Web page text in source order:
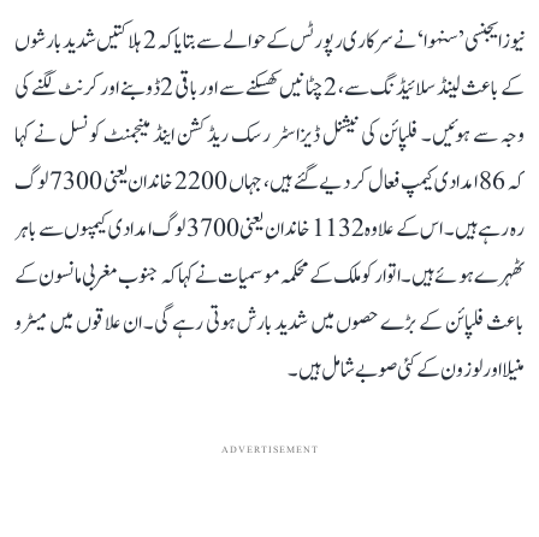
نیوز ایجنسی ’سنہوا‘ نے سرکاری رپورٹس کے حوالے سے بتایا کہ 2 ہلاکتیں شدید بارشوں
کے باعث لینڈ سلائیڈنگ سے، 2 چٹانیں کھسکنے سے اور باقی 2 ڈوبنے اور کرنٹ لگنے کی
وجہ سے ہوئیں۔ فلپائن کی نیشنل ڈیزاسٹر رسک ریڈکشن اینڈ مینجمنٹ کونسل نے کہا
کہ 86 امدادی کیمپ فعال کر دیے گئے ہیں، جہاں 2200 خاندان یعنی 7300 لوگ
رہ رہے ہیں۔ اس کے علاوہ 1132 خاندان یعنی 3700 لوگ امدادی کیمپوں سے باہر
ٹھہرے ہوئے ہیں۔ اتوار کو ملک کے محکمہ موسمیات نے کہا کہ جنوب مغربی مانسون کے
باعث فلپائن کے بڑے حصوں میں شدید بارش ہوتی رہے گی۔ ان علاقوں میں میٹرو
منیلا اور لوزون کے کئی صوبے شامل ہیں۔
ADVERTISEMENT